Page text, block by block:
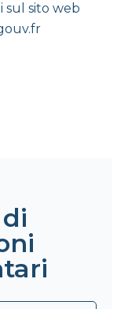
sul sito web